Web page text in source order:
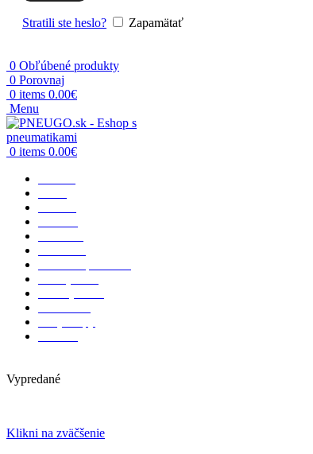
Stratili ste heslo? Zapamätať
0 Obľúbené produkty
0 Porovnaj
0 items 0.00€
Menu
0 items 0.00€
Vypredané
Klikni na zväčšenie